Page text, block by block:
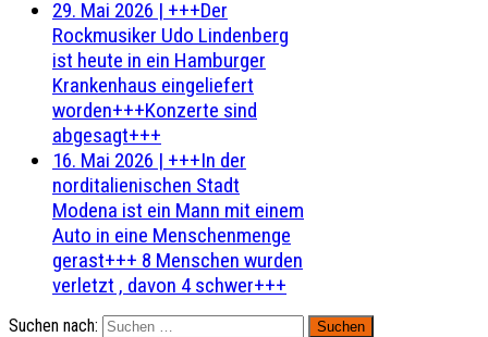
29. Mai 2026 | +++Der
Rockmusiker Udo Lindenberg
ist heute in ein Hamburger
Krankenhaus eingeliefert
worden+++Konzerte sind
abgesagt+++
16. Mai 2026 | +++In der
norditalienischen Stadt
Modena ist ein Mann mit einem
Auto in eine Menschenmenge
gerast+++ 8 Menschen wurden
verletzt , davon 4 schwer+++
Suchen nach: